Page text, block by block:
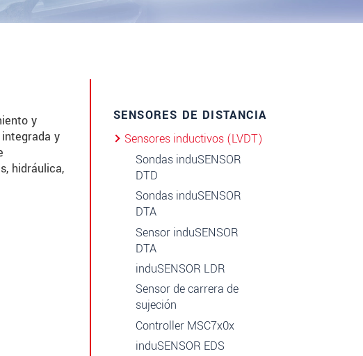
y
y
hidráulica,
SENSORES DE DISTANCIA
Sensores inductivos (LVDT)
Sondas induSENSOR
DTD
Sondas induSENSOR
DTA
Sensor induSENSOR
DTA
induSENSOR LDR
Sensor de carrera de
sujeción
Controller MSC7x0x
induSENSOR EDS